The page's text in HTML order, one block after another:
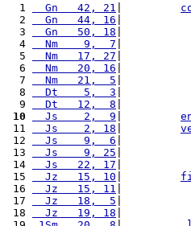
  1
  Gn   42, 21
  2
  Gn   44, 16
  3
  Gn   50, 18
|
  4
  Nm    9,  7
|
  5
  Nm   17, 27
  6
  Nm   20, 16
|
  7
  Nm   21,  5
  8
  Dt    5,  3
  9
  Dt   12,  8
|
10
  Js    2,  9
11
  Js    2, 18
12
  Js    9,  6
13
  Js    9, 25
|
14
  Js   22, 17
15
  Jz   15, 10
16
  Jz   15, 11
17
  Jz   18,  5
18
  Jz   19, 18
|